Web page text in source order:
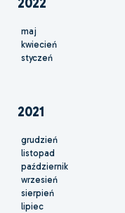
2022
maj
kwiecień
styczeń
2021
grudzień
listopad
październik
wrzesień
sierpień
lipiec